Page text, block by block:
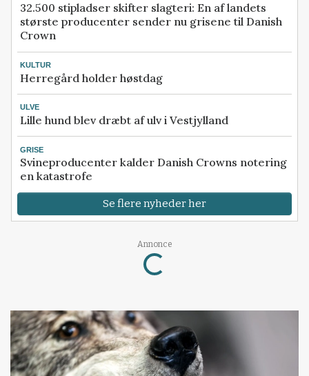
32.500 stipladser skifter slagteri: En af landets
største producenter sender nu grisene til Danish
Crown
KULTUR
Herregård holder høstdag
ULVE
Lille hund blev dræbt af ulv i Vestjylland
GRISE
Svineproducenter kalder Danish Crowns notering
en katastrofe
Se flere nyheder her
Annonce
Loading...